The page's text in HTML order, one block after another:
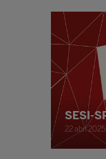
22 abr. 2025